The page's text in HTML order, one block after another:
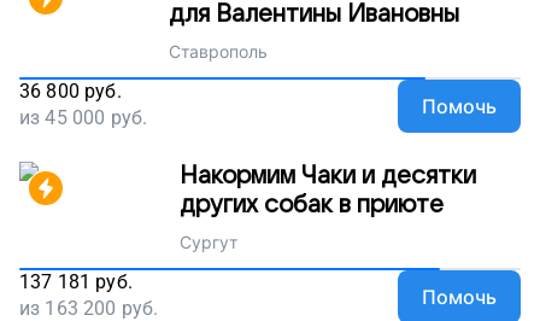
для Валентины Ивановны
Ставрополь
36 800 руб.
из45 000 руб. Помочь
Накормим Чаки и десятки
других собак в приюте
Сургут
137 181 руб.
из 163 200 руб. Помочь